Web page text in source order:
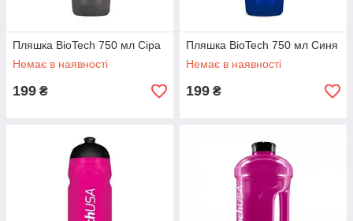
Пляшка BioTech 750 мл Сіра
Немає в наявності
199 ₴
Пляшка BioTech 750 мл Синя
Немає в наявності
199 ₴